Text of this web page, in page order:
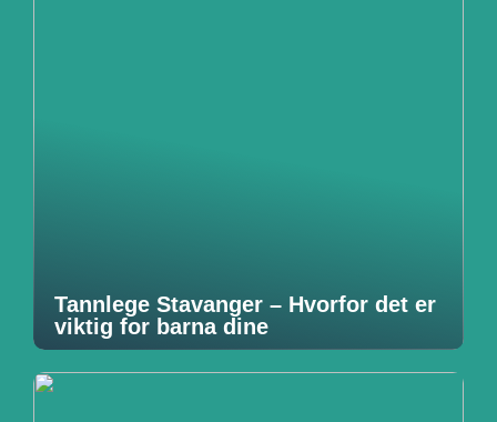
Tannlege Stavanger – Hvorfor det er
viktig for barna dine